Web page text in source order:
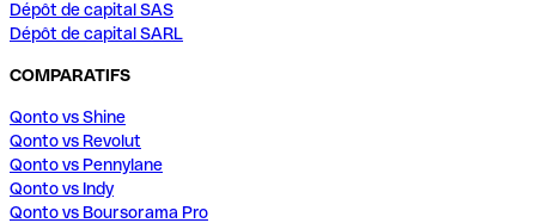
Dépôt de capital SAS
Dépôt de capital SARL
COMPARATIFS
Qonto vs Shine
Qonto vs Revolut
Qonto vs Pennylane
Qonto vs Indy
Qonto vs Boursorama Pro